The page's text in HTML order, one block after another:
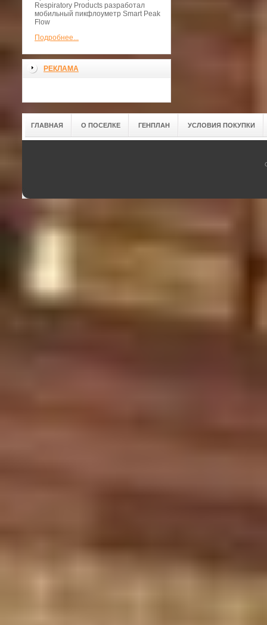
Respiratory Products разработал
мобильный пикфлоуметр Smart Peak
Flow
Подробнее...
РЕКЛАМА
ГЛАВНАЯ О ПОСЕЛКЕ ГЕНПЛАН УСЛОВИЯ ПОКУПКИ